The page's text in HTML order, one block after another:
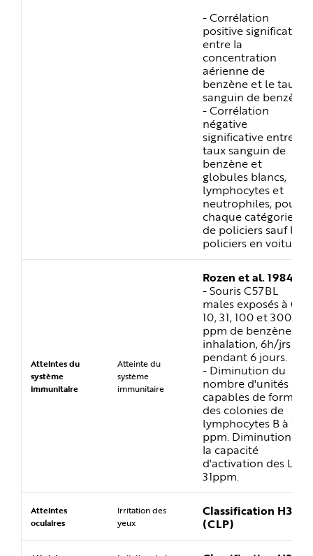
- Corrélation
positive significative
entre la
concentration
aérienne de
benzène et le taux
sanguin de benzène
- Corrélation
négative
significative entre
taux sanguin de
benzène et
globules blancs,
lymphocytes et
neutrophiles, pour
chaque catégorie
de policiers sauf les
policiers en voiture.
Atteintes du
système
immunitaire
Atteinte du
système
immunitaire
Rozen et al. 1984
- Souris C57BL
males exposés à 0,
10, 31, 100 et 300
ppm de benzène en
inhalation, 6h/jrs
pendant 6 jours.
- Diminution du
nombre d'unités
capables de former
des colonies de
lymphocytes B à 10
ppm. Diminution de
la capacité
d'activation des LT à
31ppm.
Atteintes
oculaires
Irritation des
yeux
Classification H319
(CLP)